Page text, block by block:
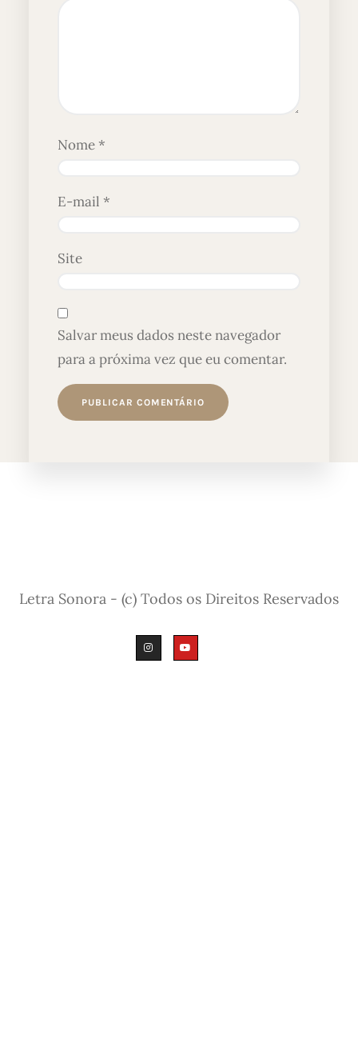
Nome*
E-mail *
Site
Salvar meus dados neste navegador
para a próxima vez que eu comentar.
Letra Sonora - (c) Todos os Direitos Reservados